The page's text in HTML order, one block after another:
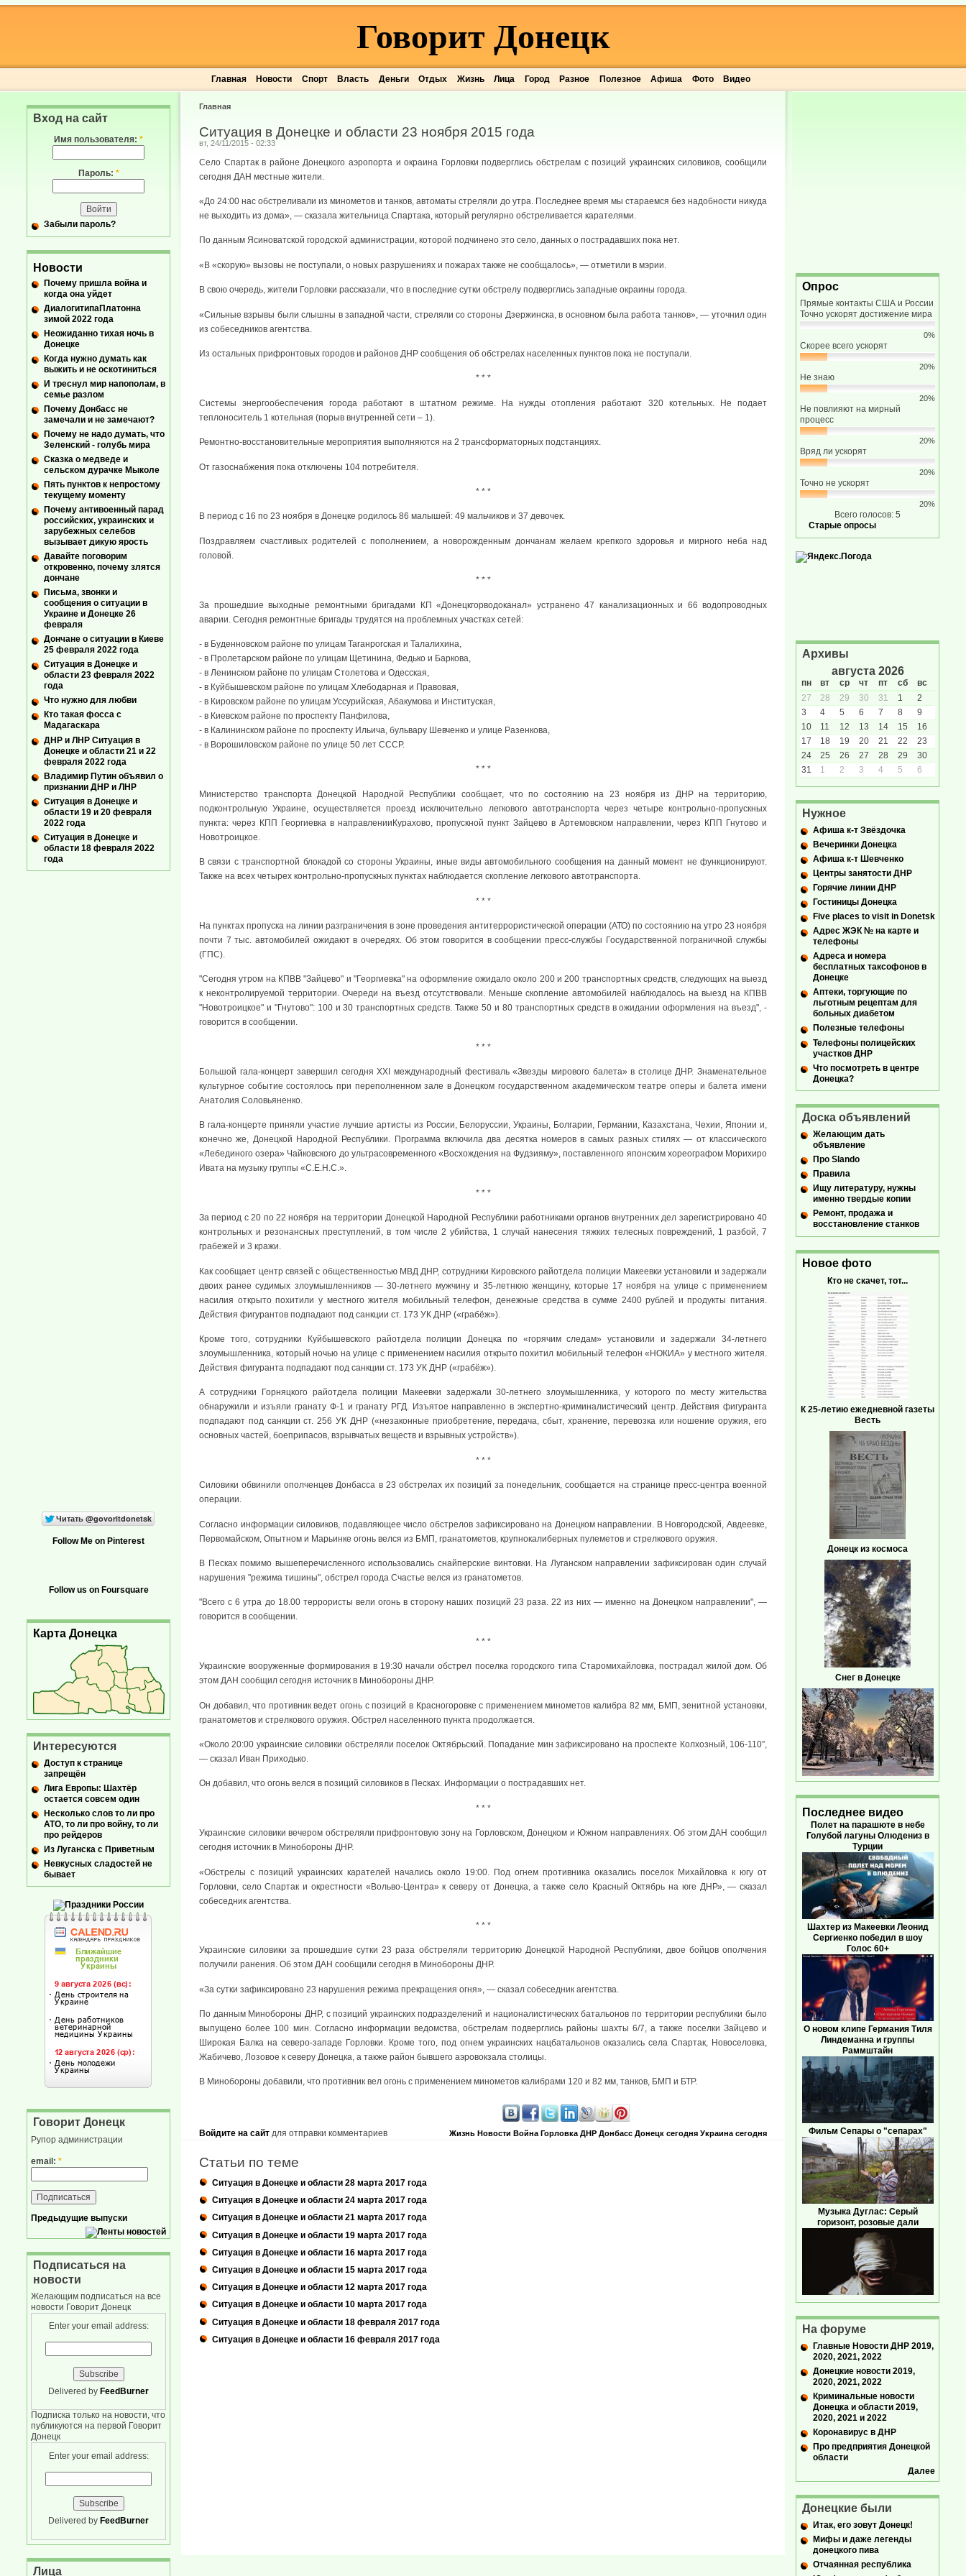
Главная Новости Спорт Власть Деньги Отдых Жизнь Лица Город Разное Полезное Афиша Фото Видео
Говорит Донецк
Главная
Ситуация в Донецке и области 23 ноября 2015 года
вт, 24/11/2015 - 02:33
Село Спартак в районе Донецкого аэропорта и окраина Горловки подверглись обстрелам с позиций украинских силовиков, сообщили
сегодня ДАН местные жители.
«До 24:00 нас обстреливали из минометов и танков, автоматы стреляли до утра. Последнее время мы стараемся без надобности никуда
не выходить из дома», — сказала жительница Спартака, который регулярно обстреливается карателями.
По данным Ясиноватской городской администрации, которой подчинено это село, данных о пострадавших пока нет.
«В «скорую» вызовы не поступали, о новых разрушениях и пожарах также не сообщалось», — отметили в мэрии.
В свою очередь, жители Горловки рассказали, что в последние сутки обстрелу подверглись западные окраины города.
«Сильные взрывы были слышны в западной части, стреляли со стороны Дзержинска, в основном была работа танков», — уточнил один
из собеседников агентства.
Из остальных прифронтовых городов и районов ДНР сообщения об обстрелах населенных пунктов пока не поступали.
* * *
Системы энергообеспечения города работают в штатном режиме. На нужды отопления работают 320 котельных. Не подает
теплоноситель 1 котельная (порыв внутренней сети – 1).
Ремонтно-восстановительные мероприятия выполняются на 2 трансформаторных подстанциях.
От газоснабжения пока отключены 104 потребителя.
* * *
В период с 16 по 23 ноября в Донецке родилось 86 малышей: 49 мальчиков и 37 девочек.
Поздравляем счастливых родителей с пополнением, а новорожденным дончанам желаем крепкого здоровья и мирного неба над
головой.
* * *
За прошедшие выходные ремонтными бригадами КП «Донецкгорводоканал» устранено 47 канализационных и 66 водопроводных
аварии. Сегодня ремонтные бригады трудятся на проблемных участках сетей:
- в Буденновском районе по улицам Таганрогская и Талалихина,
- в Пролетарском районе по улицам Щетинина, Федько и Баркова,
- в Ленинском районе по улицам Столетова и Одесская,
- в Куйбышевском районе по улицам Хлебодарная и Правовая,
- в Кировском районе по улицам Уссурийская, Абакумова и Институская,
- в Киевском районе по проспекту Панфилова,
- в Калининском районе по проспекту Ильича, бульвару Шевченко и улице Разенкова,
- в Ворошиловском районе по улице 50 лет СССР.
* * *
Министерство транспорта Донецкой Народной Республики сообщает, что по состоянию на 23 ноября из ДНР на территорию,
подконтрольную Украине, осуществляется проезд исключительно легкового автотранспорта через четыре контрольно-пропускных
пункта: через КПП Георгиевка в направленииКурахово, пропускной пункт Зайцево в Артемовском направлении, через КПП Гнутово и
Новотроицкое.
В связи с транспортной блокадой со стороны Украины, иные виды автомобильного сообщения на данный момент не функционируют.
Также на всех четырех контрольно-пропускных пунктах наблюдается скопление легкового автотранспорта.
* * *
На пунктах пропуска на линии разграничения в зоне проведения антитеррористической операции (АТО) по состоянию на утро 23 ноября
почти 7 тыс. автомобилей ожидают в очередях. Об этом говорится в сообщении пресс-службы Государственной пограничной службы
(ГПС).
"Сегодня утром на КПВВ "Зайцево" и "Георгиевка" на оформление ожидало около 200 и 200 транспортных средств, следующих на выезд
к неконтролируемой территории. Очереди на въезд отсутствовали. Меньше скопление автомобилей наблюдалось на выезд на КПВВ
"Новотроицкое" и "Гнутово": 100 и 30 транспортных средств. Также 50 и 80 транспортных средств в ожидании оформления на въезд", -
говорится в сообщении.
* * *
Большой гала-концерт завершил сегодня XXI международный фестиваль «Звезды мирового балета» в столице ДНР. Знаменательное
культурное событие состоялось при переполненном зале в Донецком государственном академическом театре оперы и балета имени
Анатолия Соловьяненко.
В гала-концерте приняли участие лучшие артисты из России, Белоруссии, Украины, Болгарии, Германии, Казахстана, Чехии, Японии и,
конечно же, Донецкой Народной Республики. Программа включила два десятка номеров в самых разных стилях — от классического
«Лебединого озера» Чайковского до ультрасовременного «Восхождения на Фудзияму», поставленного японским хореографом Морихиро
Ивата на музыку группы «С.Е.Н.С.».
* * *
За период с 20 по 22 ноября на территории Донецкой Народной Республики работниками органов внутренних дел зарегистрировано 40
контрольных и резонансных преступлений, в том числе 2 убийства, 1 случай нанесения тяжких телесных повреждений, 1 разбой, 7
грабежей и 3 кражи.
Как сообщает центр связей с общественностью МВД ДНР, сотрудники Кировского райотдела полиции Макеевки установили и задержали
двоих ранее судимых злоумышленников — 30-летнего мужчину и 35-летнюю женщину, которые 17 ноября на улице с применением
насилия открыто похитили у местного жителя мобильный телефон, денежные средства в сумме 2400 рублей и продукты питания.
Действия фигурантов подпадают под санкции ст. 173 УК ДНР («грабёж»).
Кроме того, сотрудники Куйбышевского райотдела полиции Донецка по «горячим следам» установили и задержали 34-летнего
злоумышленника, который ночью на улице с применением насилия открыто похитил мобильный телефон «НОКИА» у местного жителя.
Действия фигуранта подпадают под санкции ст. 173 УК ДНР («грабёж»).
А сотрудники Горняцкого райотдела полиции Макеевки задержали 30-летнего злоумышленника, у которого по месту жительства
обнаружили и изъяли гранату Ф-1 и гранату РГД. Изъятое направленно в экспертно-криминалистический центр. Действия фигуранта
подпадают под санкции ст. 256 УК ДНР («незаконные приобретение, передача, сбыт, хранение, перевозка или ношение оружия, его
основных частей, боеприпасов, взрывчатых веществ и взрывных устройств»).
* * *
Силовики обвинили ополченцев Донбасса в 23 обстрелах их позиций за понедельник, сообщается на странице пресс-центра военной
операции.
Согласно информации силовиков, подавляющее число обстрелов зафиксировано на Донецком направлении. В Новгородской, Авдеевке,
Первомайском, Опытном и Марьинке огонь велся из БМП, гранатометов, крупнокалиберных пулеметов и стрелкового оружия.
В Песках помимо вышеперечисленного использовались снайперские винтовки. На Луганском направлении зафиксирован один случай
нарушения "режима тишины", обстрел города Счастье велся из гранатометов.
"Всего с 6 утра до 18.00 террористы вели огонь в сторону наших позиций 23 раза. 22 из них — именно на Донецком направлении", —
говорится в сообщении.
* * *
Украинские вооруженные формирования в 19:30 начали обстрел поселка городского типа Старомихайловка, пострадал жилой дом. Об
этом ДАН сообщил сегодня источник в Минобороны ДНР.
Он добавил, что противник ведет огонь с позиций в Красногоровке с применением минометов калибра 82 мм, БМП, зенитной установки,
гранатометов и стрелкового оружия. Обстрел населенного пункта продолжается.
«Около 20:00 украинские силовики обстреляли поселок Октябрьский. Попадание мин зафиксировано на проспекте Колхозный, 106-110″,
— сказал Иван Приходько.
Он добавил, что огонь велся в позиций силовиков в Песках. Информации о пострадавших нет.
* * *
Украинские силовики вечером обстреляли прифронтовую зону на Горловском, Донецком и Южном направлениях. Об этом ДАН сообщил
сегодня источник в Минобороны ДНР.
«Обстрелы с позиций украинских карателей начались около 19:00. Под огнем противника оказались поселок Михайловка к югу от
Горловки, село Спартак и окрестности «Вольво-Центра» к северу от Донецка, а также село Красный Октябрь на юге ДНР», — сказал
собеседник агентства.
* * *
Украинские силовики за прошедшие сутки 23 раза обстреляли территорию Донецкой Народной Республики, двое бойцов ополчения
получили ранения. Об этом ДАН сообщили сегодня в Минобороны ДНР.
«За сутки зафиксировано 23 нарушения режима прекращения огня», — сказал собеседник агентства.
По данным Минобороны ДНР, с позиций украинских подразделений и националистических батальонов по территории республики было
выпущено более 100 мин. Согласно информации ведомства, обстрелам подверглись районы шахты 6/7, а также поселки Зайцево и
Широкая Балка на северо-западе Горловки. Кроме того, под огнем украинских нацбатальонов оказались села Спартак, Новоселовка,
Жабичево, Лозовое к северу Донецка, а также район бывшего аэровокзала столицы.
В Минобороны добавили, что противник вел огонь с применением минометов калибрами 120 и 82 мм, танков, БМП и БТР.
Жизнь Новости Война Горловка ДНР Донбасс Донецк сегодня Украина сегодня
Войдите на сайт для отправки комментариев
Статьи по теме
Ситуация в Донецке и области 28 марта 2017 года
Ситуация в Донецке и области 24 марта 2017 года
Ситуация в Донецке и области 21 марта 2017 года
Ситуация в Донецке и области 19 марта 2017 года
Ситуация в Донецке и области 16 марта 2017 года
Ситуация в Донецке и области 15 марта 2017 года
Ситуация в Донецке и области 12 марта 2017 года
Ситуация в Донецке и области 10 марта 2017 года
Ситуация в Донецке и области 18 февраля 2017 года
Ситуация в Донецке и области 16 февраля 2017 года
Вход на сайт
Имя пользователя: *
Пароль: *
Забыли пароль?
Новости
Почему пришла война и
когда она уйдет
ДиалогитипаПлатонна
зимой 2022 года
Неожиданно тихая ночь в
Донецке
Когда нужно думать как
выжить и не оскотиниться
И треснул мир напополам, в
семье разлом
Почему Донбасс не
замечали и не замечают?
Почему не надо думать, что
Зеленский - голубь мира
Сказка о медведе и
сельском дурачке Мыколе
Пять пунктов к непростому
текущему моменту
Почему антивоенный парад
российских, украинских и
зарубежных селебов
вызывает дикую ярость
Давайте поговорим
откровенно, почему злятся
дончане
Письма, звонки и
сообщения о ситуации в
Украине и Донецке 26
февраля
Дончане о ситуации в Киеве
25 февраля 2022 года
Ситуация в Донецке и
области 23 февраля 2022
года
Что нужно для любви
Кто такая фосса с
Мадагаскара
ДНР и ЛНР Ситуация в
Донецке и области 21 и 22
февраля 2022 года
Владимир Путин объявил о
признании ДНР и ЛНР
Ситуация в Донецке и
области 19 и 20 февраля
2022 года
Ситуация в Донецке и
области 18 февраля 2022
года
Follow Me on Pinterest
Follow us on Foursquare
Карта Донецка
Интересуются
Доступ к странице
запрещён
Лига Европы: Шахтёр
остается совсем один
Несколько слов то ли про
АТО, то ли про войну, то ли
про рейдеров
Из Луганска с Приветным
Невкусных сладостей не
бывает
Говорит Донецк
Рупор администрации
email: *
Предыдущие выпуски
Подписаться на
новости
Желающим подписаться на все
новости Говорит Донецк
Enter your email address:
Delivered by FeedBurner
Подписка только на новости, что
публикуются на первой Говорит
Донецк
Enter your email address:
Delivered by FeedBurner
Лица
Опрос
Прямые контакты США и России
Точно ускорят достижение мира
0%
Скорее всего ускорят
20%
Не знаю
20%
Не повлияют на мирный
процесс
20%
Вряд ли ускорят
20%
Точно не ускорят
20%
Всего голосов: 5
Старые опросы
Архивы
августа 2026
пн вт ср чт пт сб
вс
27
28 29 30 31 1
2
3
4 5 6 7 8
9
10
11 12 13 14 15
16
17
18 19 20 21 22
23
24
25 26 27 28 29
30
31
1 2 3 4 5 6
Нужное
Афиша к-т Звёздочка
Вечеринки Донецка
Афиша к-т Шевченко
Центры занятости ДНР
Горячие линии ДНР
Гостиницы Донецка
Five places to visit in Donetsk
Адрес ЖЭК № на карте и
телефоны
Адреса и номера
бесплатных таксофонов в
Донецке
Аптеки, торгующие по
льготным рецептам для
больных диабетом
Полезные телефоны
Телефоны полицейских
участков ДНР
Что посмотреть в центре
Донецка?
Доска объявлений
Желающим дать
объявление
Про Slando
Правила
Ищу литературу, нужны
именно твердые копии
Ремонт, продажа и
восстановление станков
Новое фото
Кто не скачет, тот...
К 25-летию ежедневной газеты
Весть
Донецк из космоса
Снег в Донецке
Последнее видео
Полет на парашюте в небе
Голубой лагуны Олюдениз в
Турции
Шахтер из Макеевки Леонид
Сергиенко победил в шоу
Голос 60+
О новом клипе Германия Тиля
Линдеманна и группы
Раммштайн
Фильм Сепары о "сепарах"
Музыка Дуглас: Серый
горизонт, розовые дали
На форуме
Главные Новости ДНР 2019,
2020, 2021, 2022
Донецкие новости 2019,
2020, 2021, 2022
Криминальные новости
Донецка и области 2019,
2020, 2021 и 2022
Коронавирус в ДНР
Про предприятия Донецкой
области
Далее
Донецкие были
Итак, его зовут Донецк!
Мифы и даже легенды
донецкого пива
Отчаянная республика